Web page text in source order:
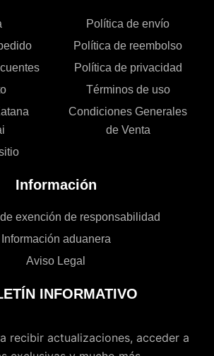
Política de envío
Política de reembolso
Política de privacidad
Términos de uso
Condiciones Generales
de Venta
Información
exención de responsabilidad
Información aduanera
Aviso Legal
INFORMATIVO
recibir actualizaciones, acceder a